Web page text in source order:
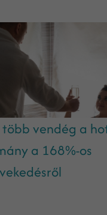
több vendég a
a 168%-os